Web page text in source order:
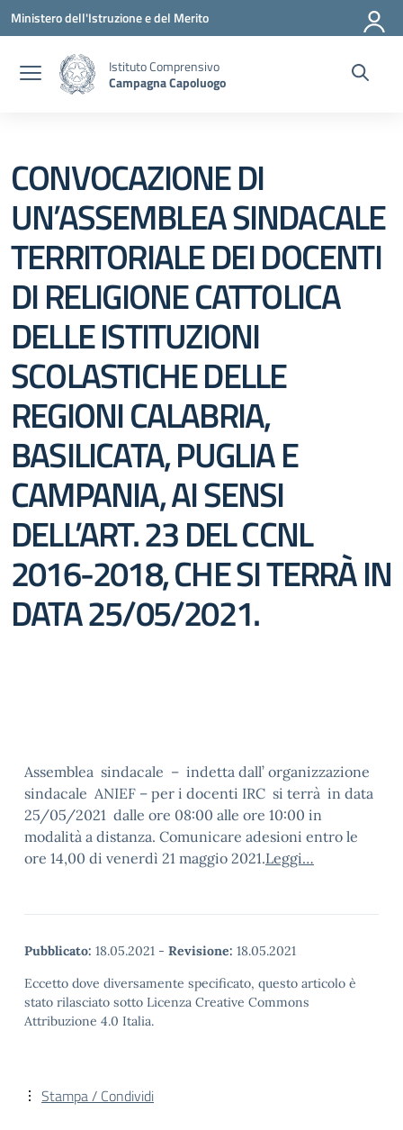
Vai ai contenuti
Vai al menu di navigazione
Vai al footer
Ministero dell'Istruzione e del Merito
Istituto Comprensivo
Campagna Capoluogo
CONVOCAZIONE DI
UN’ASSEMBLEA SINDACALE
TERRITORIALE DEI DOCENTI
DI RELIGIONE CATTOLICA
DELLE ISTITUZIONI
SCOLASTICHE DELLE
REGIONI CALABRIA,
BASILICATA, PUGLIA E
CAMPANIA, AI SENSI
DELL’ART. 23 DEL CCNL
2016-2018, CHE SI TERRÀ IN
DATA 25/05/2021.
Assemblea sindacale – indetta dall’ organizzazione
sindacale ANIEF – per i docenti IRC si terrà in data
25/05/2021 dalle ore 08:00 alle ore 10:00 in
modalità a distanza. Comunicare adesioni entro le
ore 14,00 di venerdì 21 maggio 2021.Leggi…
Pubblicato: 18.05.2021 - Revisione: 18.05.2021
Eccetto dove diversamente specificato, questo articolo è
stato rilasciato sotto Licenza Creative Commons
Attribuzione 4.0 Italia.
Stampa / Condividi